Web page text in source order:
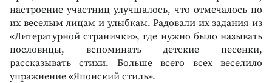
настроение участниц улучшалось, что отмечалось по
их веселым лицам и улыбкам. Радовали их задания из
«Литературной странички», где нужно было называть
пословицы, вспоминать детские песенки,
рассказывать стихи. Больше всего всех веселило
упражнение «Японский стиль».